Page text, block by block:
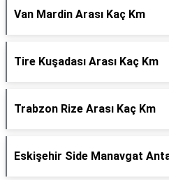
Van Mardin Arası Kaç Km
Tire Kuşadası Arası Kaç Km
Trabzon Rize Arası Kaç Km
Eskişehir Side Manavgat